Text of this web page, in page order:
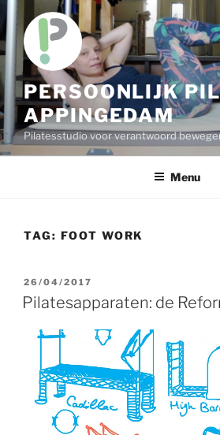
Skip
to
content
PERSOONLIJK
APPINGEDAM
Pilatesstudio voor verantwoord
Menu
TAG: FOOT WORK
POSTED
ON
26/04/2017
Pilatesapparaten: de